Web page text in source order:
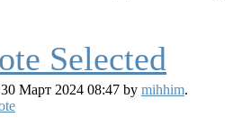
Март 2024 08:47 by mihhim.